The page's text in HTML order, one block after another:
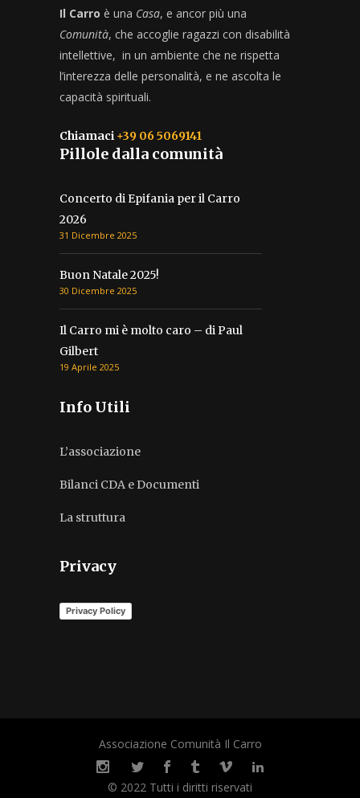
Il Carro è una Casa, e ancor più una
Comunità, che accoglie ragazzi con disabilità
intellettive, in un ambiente che ne rispetta
l’interezza delle personalità, e ne ascolta le
capacità spirituali.
Chiamaci +39 06 5069141
Pillole dalla comunità
Concerto di Epifania per il Carro
2026
31 Dicembre 2025
Buon Natale 2025!
30 Dicembre 2025
Il Carro mi è molto caro – di Paul
Gilbert
19 Aprile 2025
Info Utili
L’associazione
Bilanci CDA e Documenti
La struttura
Privacy
Privacy Policy
Associazione Comunità Il Carro
© 2022 Tutti i diritti riservati